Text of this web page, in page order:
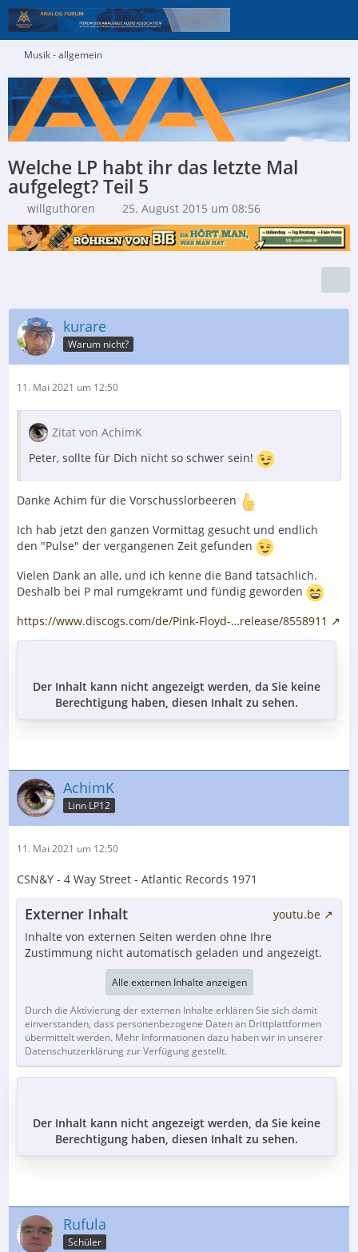
Musik - allgemein
Welche LP habt ihr das letzte Mal
aufgelegt? Teil 5
willguthören 25. August 2015 um 08:56
kurare
Warum nicht?
11. Mai 2021 um 12:50
Zitat von AchimK
Peter, sollte für Dich nicht so schwer sein!
Danke Achim für die Vorschusslorbeeren
Ich hab jetzt den ganzen Vormittag gesucht und endlich
den "Pulse" der vergangenen Zeit gefunden
Vielen Dank an alle, und ich kenne die Band tatsächlich.
Deshalb bei P mal rumgekramt und fündig geworden
https://www.discogs.com/de/Pink-Floyd-…release/8558911
Der Inhalt kann nicht angezeigt werden, da Sie keine
Berechtigung haben, diesen Inhalt zu sehen.
AchimK
Linn LP12
11. Mai 2021 um 12:50
CSN&Y - 4 Way Street - Atlantic Records 1971
Externer Inhalt
youtu.be
Inhalte von externen Seiten werden ohne Ihre
Zustimmung nicht automatisch geladen und angezeigt.
Alle externen Inhalte anzeigen
Durch die Aktivierung der externen Inhalte erklären Sie sich damit
einverstanden, dass personenbezogene Daten an Drittplattformen
übermittelt werden. Mehr Informationen dazu haben wir in unserer
Datenschutzerklärung zur Verfügung gestellt.
Der Inhalt kann nicht angezeigt werden, da Sie keine
Berechtigung haben, diesen Inhalt zu sehen.
Rufula
Schüler